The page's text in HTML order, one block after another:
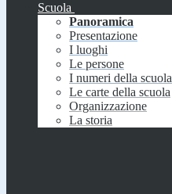
Scuola
Panoramica
Presentazione
I luoghi
Le persone
I numeri della scuola
Le carte della scuola
Organizzazione
La storia